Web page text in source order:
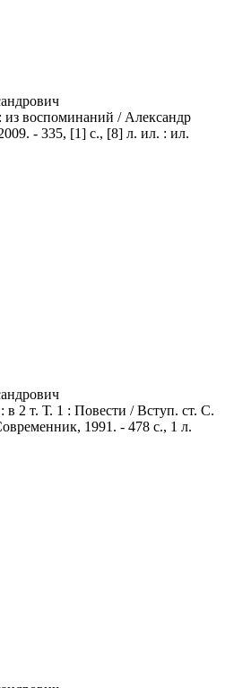
из воспоминаний / Александр
- 335, [1] с., [8] л. ил. : ил.
в 2 т. Т. 1 : Повести / Вступ. ст. С.
1991. - 478 с., 1 л.